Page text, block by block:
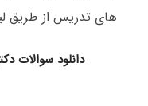
های تدریس از طریق
دانلود سوالات